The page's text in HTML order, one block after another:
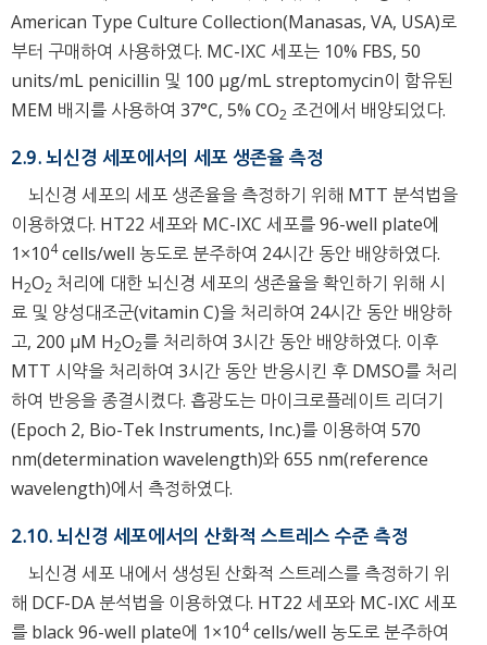
American Type Culture Collection(Manasas, VA, USA)로
부터 구매하여 사용하였다. MC-IXC 세포는 10% FBS, 50
units/mL penicillin 및 100 μg/mL streptomycin이 함유된
MEM 배지를 사용하여 37°C, 5% CO2 조건에서 배양되었다.
2.9. 뇌신경 세포에서의 세포 생존율 측정
뇌신경 세포의 세포 생존율을 측정하기 위해 MTT 분석법을
이용하였다. HT22 세포와 MC-IXC 세포를 96-well plate에
1×104cells/well 농도로 분주하여 24시간 동안 배양하였다.
H2O2 처리에 대한 뇌신경 세포의 생존율을 확인하기 위해 시
료 및 양성대조군(vitamin C)을 처리하여 24시간 동안 배양하
고, 200 μM H2O2를 처리하여 3시간 동안 배양하였다. 이후
MTT 시약을 처리하여 3시간 동안 반응시킨 후 DMSO를 처리
하여 반응을 종결시켰다. 흡광도는 마이크로플레이트 리더기
(Epoch 2, Bio-Tek Instruments, Inc.)를 이용하여 570
nm(determination wavelength)와 655 nm(reference
wavelength)에서 측정하였다.
2.10. 뇌신경 세포에서의 산화적 스트레스 수준 측정
뇌신경 세포 내에서 생성된 산화적 스트레스를 측정하기 위
해 DCF-DA 분석법을 이용하였다. HT22 세포와 MC-IXC 세포
를 black 96-well plate에 1×104cells/well 농도로 분주하여